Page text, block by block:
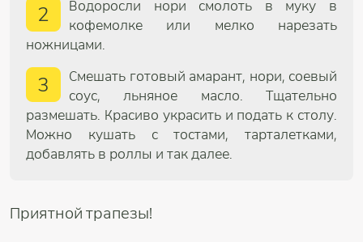
2
Водоросли нори смолоть в муку в
кофемолке или мелко нарезать
ножницами.
3
Cмешать готовый амарант, нори, соевый
соус, льняное масло. Тщательно
размешать. Красиво украсить и подать к столу.
Можно кушать с тостами, тарталетками,
добавлять в роллы и так далее.
Приятной трапезы!